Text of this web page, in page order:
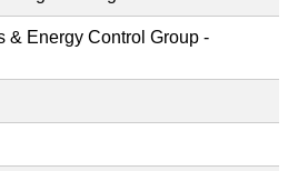
& Energy Control Group -